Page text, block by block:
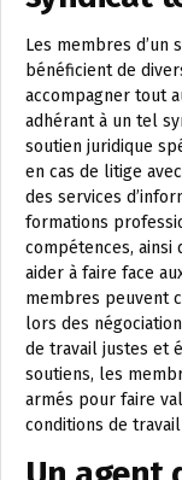
Les membres
bénéficient de
accompagner tout
adhérant à un tel
soutien juridique
en cas de litige
des services
formations
compétences,
aider à faire face
membres peuvent
lors des
de travail justes et
soutiens, les
armés pour faire
conditions de